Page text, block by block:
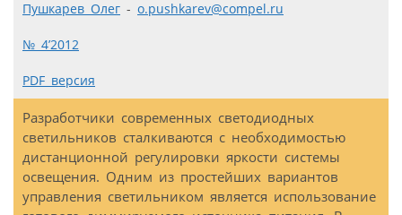
Пушкарев Олег - o.pushkarev@compel.ru
№ 4’2012
PDF версия
Разработчики современных светодиодных
светильников сталкиваются с необходимостью
дистанционной регулировки яркости системы
освещения. Одним из простейших вариантов
управления светильником является использование